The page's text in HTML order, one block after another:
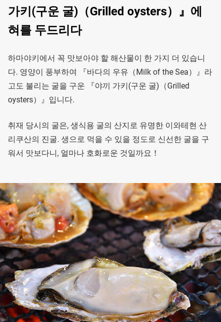
가키(구운 굴)（Grilled oysters）』에
혀를 두드리다
하마야키에서 꼭 맛보아야 할 해산물이 한 가지 더 있습니
다. 영양이 풍부하여 『바다의 우유（Milk of the Sea）』라
고도 불리는 굴을 구운 『야끼 가키(구운 굴)（Grilled
oysters）』입니다.
취재 당시의 굴은, 생식용 굴의 산지로 유명한 이와테현 산
리쿠산의 진굴. 생으로 먹을 수 있을 정도로 신선한 굴을 구
워서 맛보다니, 얼마나 호화로운 것일까요！